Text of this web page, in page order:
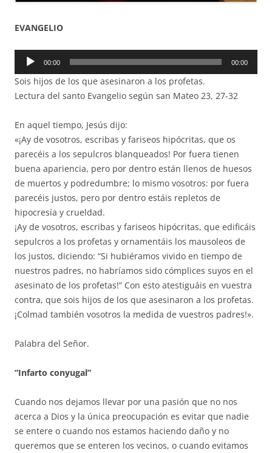
EVANGELIO
Reproductor
audio
00:00 00:00
Sois hijos de los que asesinaron a los profetas.
Lectura del santo Evangelio según san Mateo 23, 27-32
En aquel tiempo, Jesús dijo:
«¡Ay de vosotros, escribas y fariseos hipócritas, que os
parecéis a los sepulcros blanqueados! Por fuera tienen
buena apariencia, pero por dentro están llenos de huesos
de muertos y podredumbre; lo mismo vosotros: por fuera
parecéis justos, pero por dentro estáis repletos de
hipocresía y crueldad.
¡Ay de vosotros, escribas y fariseos hipócritas, que edificáis
sepulcros a los profetas y ornamentáis los mausoleos de
los justos, diciendo: “Si hubiéramos vivido en tiempo de
nuestros padres, no habríamos sido cómplices suyos en el
asesinato de los profetas!” Con esto atestiguáis en vuestra
contra, que sois hijos de los que asesinaron a los profetas.
¡Colmad también vosotros la medida de vuestros padres!».
Palabra del Señor.
“Infarto conyugal”
Cuando nos dejamos llevar por una pasión que no nos
acerca a Dios y la única preocupación es evitar que nadie
se entere o cuando nos estamos haciendo daño y no
queremos que se enteren los vecinos, o cuando evitamos